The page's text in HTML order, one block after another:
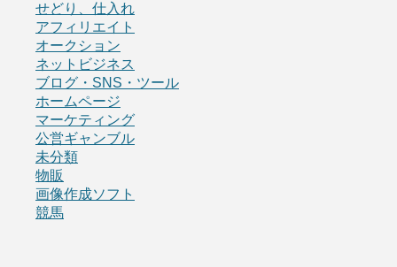
せどり、仕入れ
アフィリエイト
オークション
ネットビジネス
ブログ・SNS・ツール
ホームページ
マーケティング
公営ギャンブル
未分類
物販
画像作成ソフト
競馬